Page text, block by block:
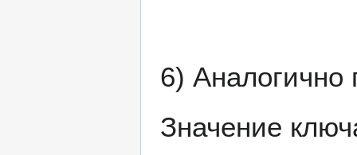
6)
Значение